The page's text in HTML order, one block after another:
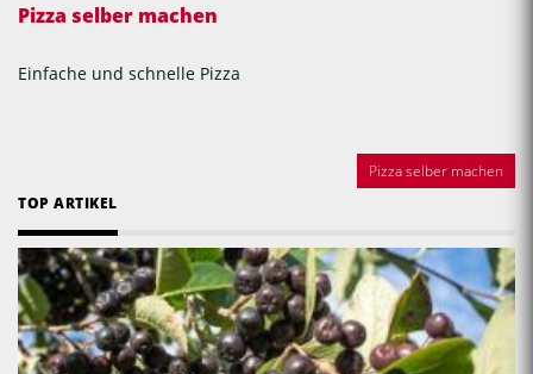
Pizza selber machen
Einfache und schnelle Pizza
Pizza selber machen
TOP ARTIKEL